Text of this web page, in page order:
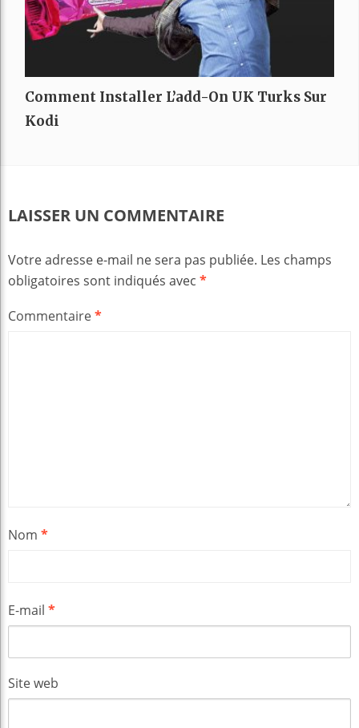
Comment Installer L’add-On UK Turks Sur
Kodi
LAISSER UN COMMENTAIRE
Votre adresse e-mail ne sera pas publiée. Les champs
obligatoires sont indiqués avec *
Commentaire*
Nom *
E-mail *
Site web